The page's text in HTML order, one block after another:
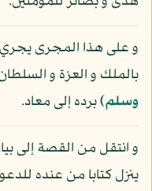
و على هذا المجرى
بالملك و العزة و
وسلم)برده إلى معاد.
و انتقل من القصة إلى
ينزل كتابا من عنده